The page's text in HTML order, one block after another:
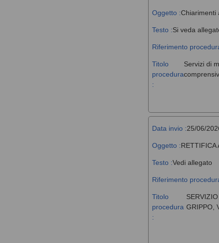
Oggetto :Chiarimenti
Testo :Si veda
Riferimento
Titolo
procedura
:
Servizi di
Data invio :25/06/
Oggetto :RETTIFICA
Testo :Vedi allegato
Riferimento
Titolo
procedura
:
GRIPPO,